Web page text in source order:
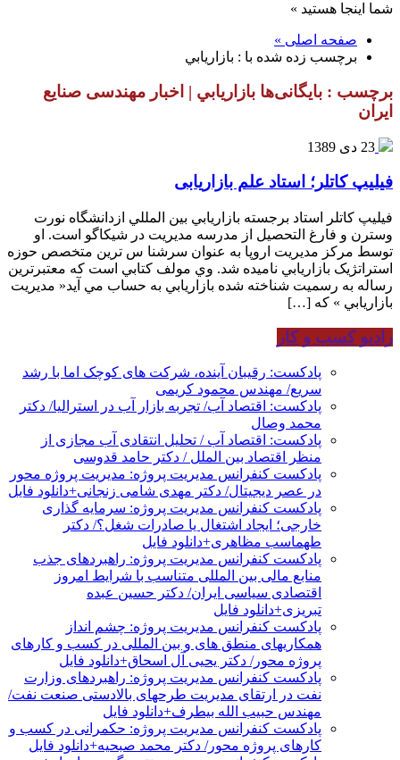
شما اینجا هستید »
صفحه اصلی »
برچسب زده شده با : بازاريابي
برچسب : بایگانی‌ها بازاريابي | اخبار مهندسی صنایع
ایران
23 دی 1389
فیلیپ کاتلر؛ استاد علم بازاریابی
فيليپ كاتلر استاد برجسته بازاريابي بين المللي ازدانشگاه نورت
وسترن و فارغ التحصيل از مدرسه مديريت در شیکاگو است. او
توسط مركز مديريت اروپا به عنوان سرشنا س ترين متخصص حوزه
استراتژیک بازاريابي ناميده شد. وي مولف كتابي است كه معتبرترين
رساله به رسميت شناخته شده بازاريابي به حساب مي آيد« مديريت
بازاريابي » كه […]
رادیو کسب و کار
پادکست: رقیبان آینده، شرکت های کوچک اما با رشد
سریع/ مهندس محمود کریمی
پادکست: اقتصاد آب/ تجربه بازار آب در استرالیا/ دکتر
محمد وصال
پادکست: اقتصاد آب / تحلیل انتقادی آب مجازی از
منظر اقتصاد بین الملل / دکتر حامد قدوسی
پادکست کنفرانس مدیریت پروژه: مدیریت پروژه محور
در عصر دیجیتال/ دکتر مهدی شامی زنجانی+دانلود فایل
پادکست کنفرانس مدیریت پروژه: سرمایه گذاری
خارجی؛ ایجاد اشتغال یا صادرات شغل؟/ دکتر
طهماسب مظاهری+دانلود فایل
پادکست کنفرانس مدیریت پروژه: راهبردهای جذب
منابع مالی بین المللی متناسب با شرایط امروز
اقتصادی سیاسی ایران/ دکتر حسین عبده
تبریزی+دانلود فایل
پادکست کنفرانس مدیریت پروژه: چشم انداز
همکاریهای منطق های و بین المللی در کسب و کارهای
پروژه محور/ دکتر یحیی آل اسحاق+دانلود فایل
پادکست کنفرانس مدیریت پروژه: راهبردهای وزارت
نفت در ارتقای مدیریت طرحهای بالادستی صنعت نفت/
مهندس حبیب الله بیطرف+دانلود فایل
پادکست کنفرانس مدیریت پروژه: حکمرانی در کسب و
کارهای پروژه محور/ دکتر محمد صبحیه+دانلود فایل